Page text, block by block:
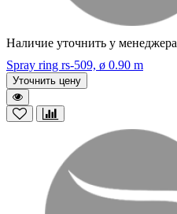
Наличие уточнить у менеджера
Spray ring rs-509, ø 0.90 m
Уточнить цену